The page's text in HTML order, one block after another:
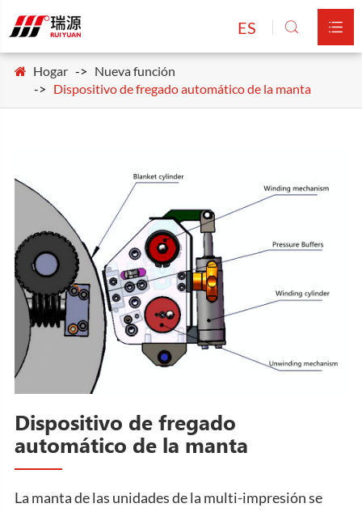
ES  
Hogar
Nueva función
Dispositivo de fregado automático de la manta
Dispositivo de fregado
automático de la manta
La manta de las unidades de la multi-impresión se